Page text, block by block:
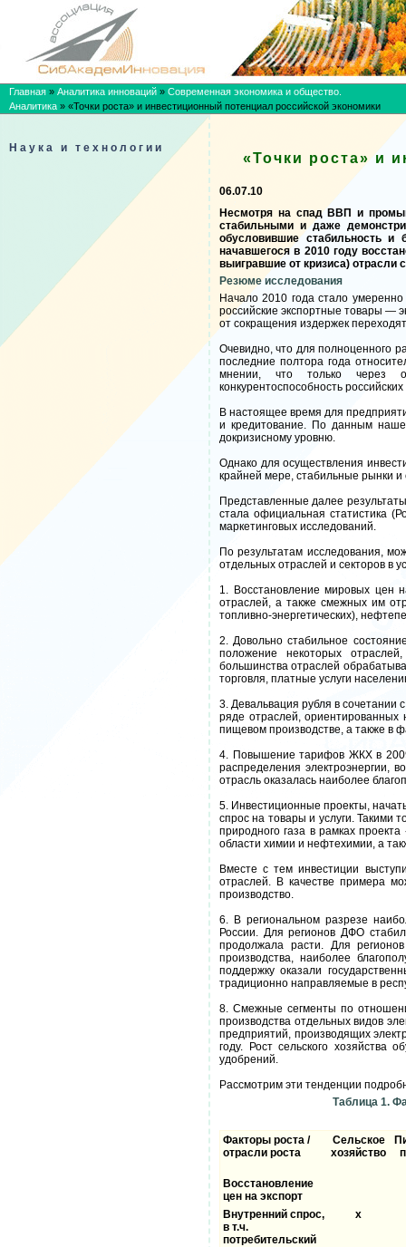
Главная » Аналитика инноваций » Современная экономика и общество.
Аналитика » «Точки роста» и инвестиционный потенциал российской экономики
Наука и технологии
«Точки роста» и
06.07.10
Несмотря на спад ВВП и
стабильными и даже
обусловившие стабильность и
начавшегося в 2010 году
выигравшие от кризиса) отрасли
Резюме исследования
Начало 2010 года стало
российские экспортные товары —
от сокращения издержек
Очевидно, что для полноценного
последние полтора года
мнении, что только через
конкурентоспособность
В настоящее время для
и кредитование. По данным
докризисному уровню.
Однако для осуществления
крайней мере, стабильные рынки
Представленные далее
стала официальная статистика
маркетинговых исследований.
По результатам исследования,
отдельных отраслей и секторов в
1. Восстановление мировых цен
отраслей, а также смежных им
топливно-энергетических),
2. Довольно стабильное
положение некоторых
большинства отраслей
торговля, платные услуги
3. Девальвация рубля в
ряде отраслей, ориентированных
пищевом производстве, а также в
4. Повышение тарифов ЖКХ в 2009
распределения электроэнергии,
отрасль оказалась наиболее
5. Инвестиционные проекты,
спрос на товары и услуги. Такими
природного газа в рамках
области химии и нефтехимии, а
Вместе с тем инвестиции
отраслей. В качестве примера
производство.
6. В региональном разрезе
России. Для регионов ДФО
продолжала расти. Для
производства, наиболее
поддержку оказали
традиционно направляемые в
8. Смежные сегменты по
производства отдельных видов
предприятий, производящих
году. Рост сельского хозяйства
удобрений.
Рассмотрим эти тенденции
Таблица 1.
Факторы роста /
отрасли роста
Сельское
хозяйство
Восстановление
цен на экспорт
Внутренний спрос,
в т.ч.
потребительский
x